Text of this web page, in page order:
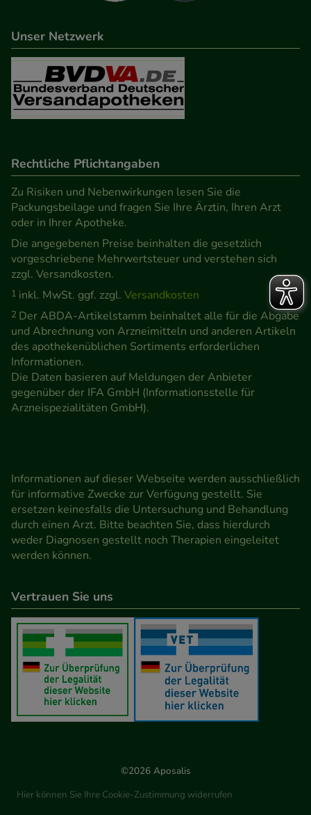
Unser Netzwerk
Rechtliche Pflichtangaben
Zu Risiken und Nebenwirkungen lesen Sie die
Packungsbeilage und fragen Sie Ihre Ärztin, Ihren Arzt
oder in Ihrer Apotheke.
Die angegebenen Preise beinhalten die gesetzlich
vorgeschriebene Mehrwertsteuer und verstehen sich
zzgl. Versandkosten.
1 inkl. MwSt. ggf. zzgl. Versandkosten
2 Der ABDA-Artikelstamm beinhaltet alle für die Abgabe
und Abrechnung von Arzneimitteln und anderen Artikeln
des apothekenüblichen Sortiments erforderlichen
Informationen.
Die Daten basieren auf Meldungen der Anbieter
gegenüber der IFA GmbH (Informationsstelle für
Arzneispezialitäten GmbH).
Informationen auf dieser Webseite werden ausschließlich
für informative Zwecke zur Verfügung gestellt. Sie
ersetzen keinesfalls die Untersuchung und Behandlung
durch einen Arzt. Bitte beachten Sie, dass hierdurch
weder Diagnosen gestellt noch Therapien eingeleitet
werden können.
Vertrauen Sie uns
©2026 Aposalis
Hier können Sie Ihre Cookie-Zustimmung widerrufen